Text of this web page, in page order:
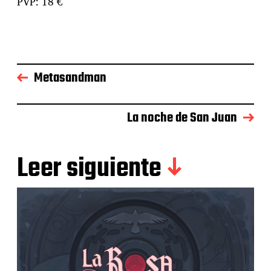
Metasandman
La noche de San Juan
Leer siguiente